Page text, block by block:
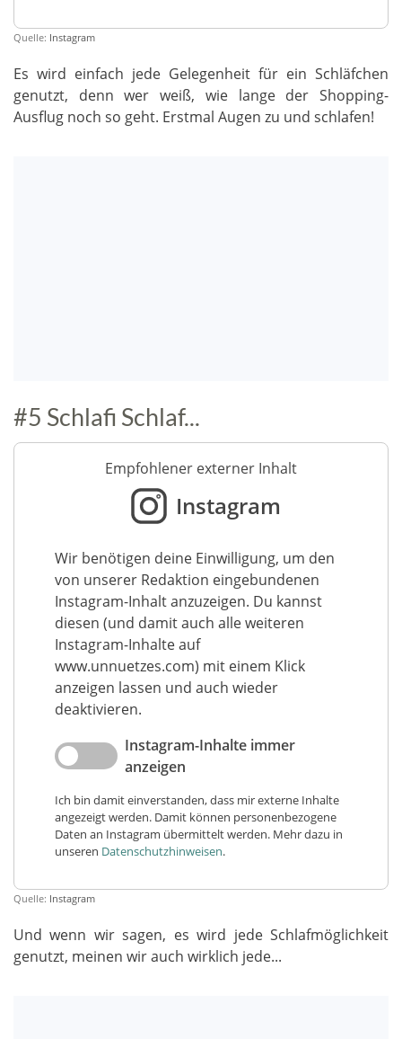
Quelle: Instagram
Es wird einfach jede Gelegenheit für ein Schläfchen
genutzt, denn wer weiß, wie lange der Shopping-
Ausflug noch so geht. Erstmal Augen zu und schlafen!
#5 Schlafi Schlaf...
Empfohlener externer Inhalt
Instagram
Wir benötigen deine Einwilligung, um den
von unserer Redaktion eingebundenen
Instagram-Inhalt anzuzeigen. Du kannst
diesen (und damit auch alle weiteren
Instagram-Inhalte auf
www.unnuetzes.com) mit einem Klick
anzeigen lassen und auch wieder
deaktivieren.
Instagram-Inhalte immer
anzeigen
Ich bin damit einverstanden, dass mir externe Inhalte
angezeigt werden. Damit können personenbezogene
Daten an Instagram übermittelt werden. Mehr dazu in
unseren Datenschutzhinweisen.
Quelle: Instagram
Und wenn wir sagen, es wird jede Schlafmöglichkeit
genutzt, meinen wir auch wirklich jede...